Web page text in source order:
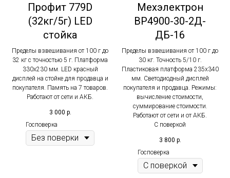
Профит 779D
(32кг/5г) LED
стойка
Пределы взвешивания от 100 г до
32 кг с точностью 5 г. Платформа
330х230 мм. LED красный
дисплей на стойке для продавца и
покупателя. Память на 7 товаров.
Работают от сети и АКБ.
3 000 р.
Госповерка
Мехэлектрон
ВР4900-30-2Д-
ДБ-16
Пределы взвешивания от 100 г до
30 кг. Точность 5/10 г.
Пластиковая платформа 235х340
мм . Светодиодный дисплей
покупателя и продавца. Режимы:
вычисление стоимости,
суммирование стоимости.
Работают от сети и от АКБ.
С поверкой
3 800 р.
Госповерка